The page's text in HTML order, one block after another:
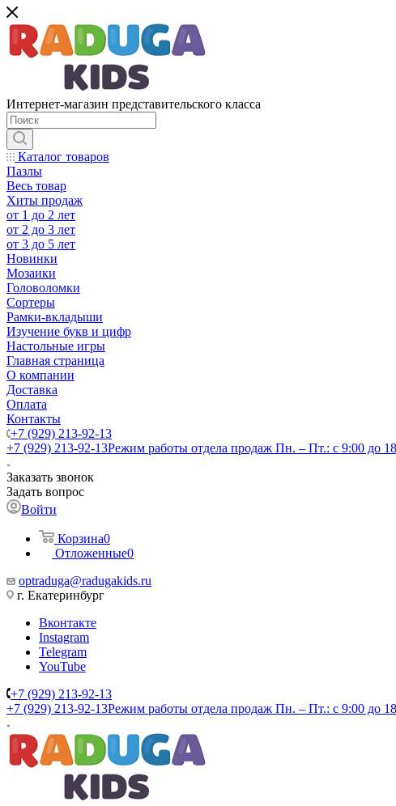
Интернет-магазин представительского класса
Каталог товаров
Пазлы
Весь товар
Хиты продаж
от 1 до 2 лет
от 2 до 3 лет
от 3 до 5 лет
Новинки
Мозаики
Головоломки
Сортеры
Рамки-вкладыши
Изучение букв и цифр
Настольные игры
Главная страница
О компании
Доставка
Оплата
Контакты
+7 (929) 213-92-13
+7 (929) 213-92-13Режим работы отдела продаж Пн. – Пт.: с 9:00 до
Заказать звонок
Задать вопрос
Войти
Корзина0
Отложенные0
optraduga@radugakids.ru
г. Екатеринбург
Вконтакте
Instagram
Telegram
YouTube
+7 (929) 213-92-13
+7 (929) 213-92-13Режим работы отдела продаж Пн. – Пт.: с 9:00 до